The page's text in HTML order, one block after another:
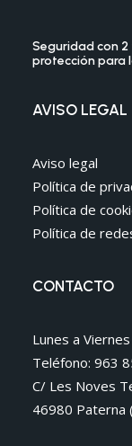
Seguridad con
protección para
AVISO LEGAL
Aviso legal
Política de
Política de
Política de
CONTACTO
Lunes a
Teléfono: 963
C/ Les Noves
46980 Paterna